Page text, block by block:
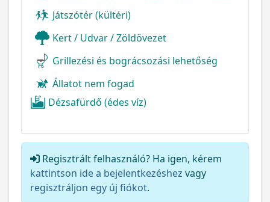
Játszótér (kültéri)
Kert / Udvar / Zöldövezet
Grillezési és bográcsozási lehetőség
Állatot nem fogad
Dézsafürdő (édes víz)
Regisztrált felhasználó? Ha igen, kérem
kattintson ide a bejelentkezéshez vagy
regisztráljon egy új fiókot.